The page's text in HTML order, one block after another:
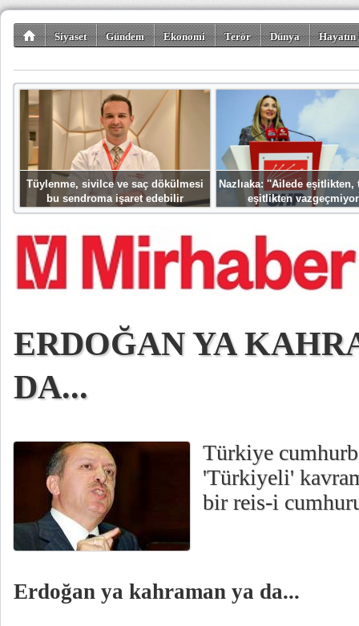
Siyaset Gündem Ekonomi Terör Dünya
Tüylenme, sivilce ve saç dökülmesi
bu sendroma işaret edebilir
Nazlıaka: ''Ailede eşitlikten,
eşitlikten
ERDOĞAN YA
DA...
Türkiye
'Türkiyeli'
bir reis-i
Erdoğan ya kahraman ya da...